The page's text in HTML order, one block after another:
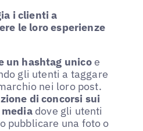
i clienti a
le loro esperienze
un hashtag unicoe
gli utenti a taggare
nei loro post.
di concorsi sui
dove gli utenti
pubblicare una foto o